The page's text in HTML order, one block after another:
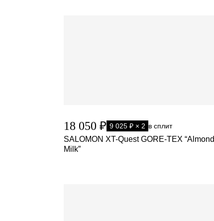
18 050 ₽ 9 025 ₽ × 2 в сплит
SALOMON XT-Quest GORE-TEX “Almond
Milk”